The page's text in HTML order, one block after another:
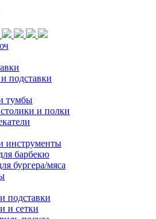
подставки
тумбы
и полки
барбекю
бургера/мяса
подставки
и сетки